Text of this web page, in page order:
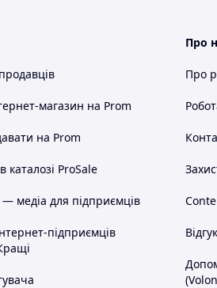
магазин на Prom
на Prom
каталозі ProSale
медіа для підприємців
підприємців
Про
Про